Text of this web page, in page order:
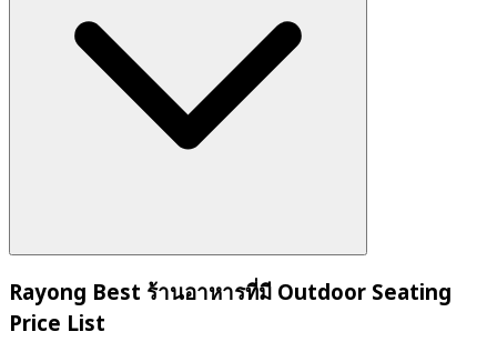
Rayong Best ร้านอาหารที่มี Outdoor Seating
Price List